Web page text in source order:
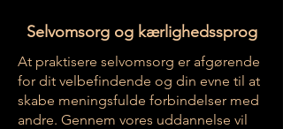
Selvomsorg og kærlighedssprog
At praktisere selvomsorg er afgørende
for dit velbefindende og din evne til at
skabe meningsfulde forbindelser med
andre. Gennem vores uddannelse vil